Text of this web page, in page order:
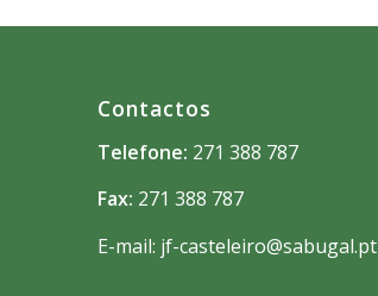
Contactos
Telefone: 271 388 787
Fax: 271 388 787
E-mail: jf-casteleiro@sabugal.pt